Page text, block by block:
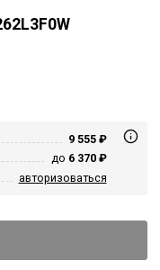
9 555 ₽
до 6 370 ₽
авторизоваться